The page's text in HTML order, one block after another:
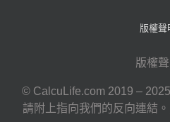
版權聲
版權
© CalcuLife.com 2019 –
請附上指向我們的反向連結